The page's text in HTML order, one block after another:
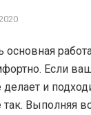
основная
Если
и
так. Выполняя